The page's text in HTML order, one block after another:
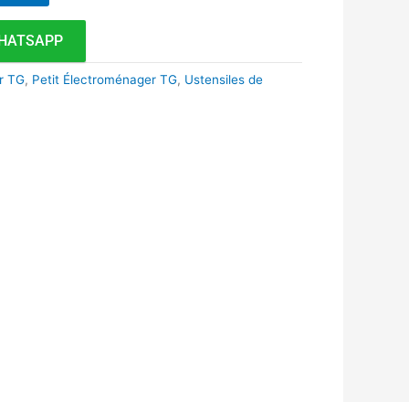
TG, Petit Électroménager TG, Ustensiles de